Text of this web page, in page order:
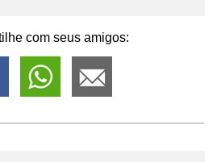
com seus amigos: